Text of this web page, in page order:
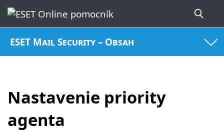
ESET Mail Security – Obsah
Nastavenie priority
agenta